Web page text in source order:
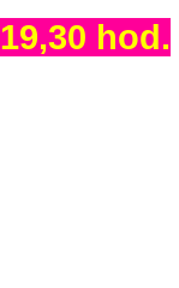
hod.